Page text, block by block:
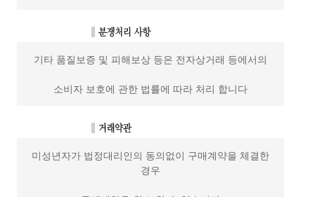
기타 품질보증 및 피해보상 등은 전자상거래 등에서의
소비자 보호에 관한 법률에 따라 처리 합니다
미성년자가 법정대리인의 동의없이 구매계약을 체결한
경우